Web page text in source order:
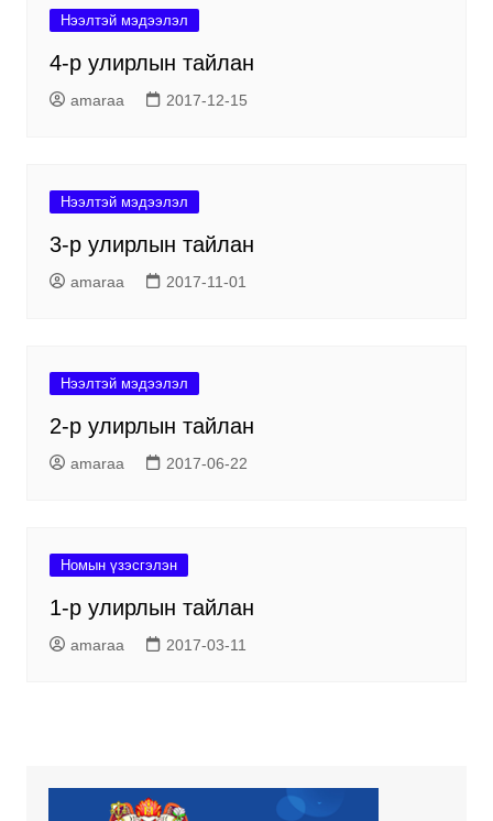
Нээлтэй мэдээлэл
4-р улирлын тайлан
amaraa 2017-12-15
Нээлтэй мэдээлэл
3-р улирлын тайлан
amaraa 2017-11-01
Нээлтэй мэдээлэл
2-р улирлын тайлан
amaraa 2017-06-22
Номын үзэсгэлэн
1-р улирлын тайлан
amaraa 2017-03-11